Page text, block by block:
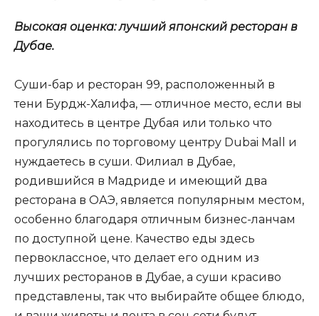
Высокая оценка: лучший японский ресторан в
Дубае.
Суши-бар и ресторан 99, расположенный в
тени Бурдж-Халифа, — отличное место, если вы
находитесь в центре Дубая или только что
прогулялись по торговому центру Dubai Mall и
нуждаетесь в суши. Филиал в Дубае,
родившийся в Мадриде и имеющий два
ресторана в ОАЭ, является популярным местом,
особенно благодаря отличным бизнес-ланчам
по доступной цене. Качество еды здесь
первоклассное, что делает его одним из
лучших ресторанов в Дубае, а суши красиво
представлены, так что выбирайте общее блюдо,